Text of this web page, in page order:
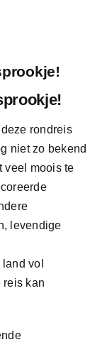
rondreis
niet zo bekend
veel moois te
levendige
vol
reis kan